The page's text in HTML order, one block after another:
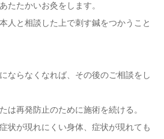
たかいお灸をします。
人と相談した上で刺す鍼をつかうこと
ならなくなれば、その後のご相談をし
は再発防止のために施術を続ける。
状が現れにくい身体、症状が現れても